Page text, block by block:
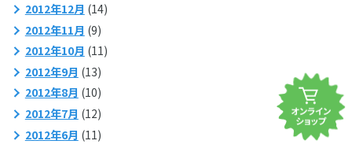
2012年12月 (14)
2012年11月 (9)
2012年10月 (11)
2012年9月 (13)
2012年8月 (10)
2012年7月 (12)
2012年6月 (11)